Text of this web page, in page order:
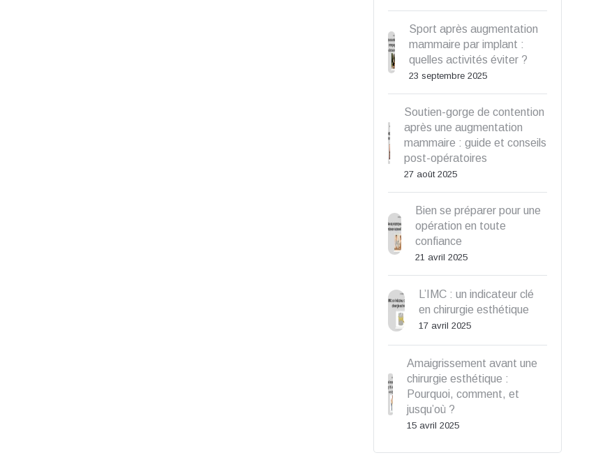
Sport après augmentation
mammaire par implant :
quelles activités éviter ?
23 septembre 2025
Soutien-gorge de contention
après une augmentation
mammaire : guide et conseils
post-opératoires
27 août 2025
Bien se préparer pour une
opération en toute
confiance
21 avril 2025
L’IMC : un indicateur clé
en chirurgie esthétique
17 avril 2025
Amaigrissement avant une
chirurgie esthétique :
Pourquoi, comment, et
jusqu’où ?
15 avril 2025